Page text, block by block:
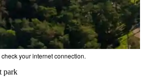
your internet connection.
park